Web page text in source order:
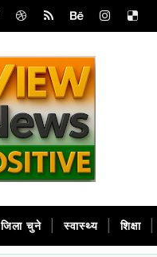
जिला चुने स्वास्थ्य शिक्षा